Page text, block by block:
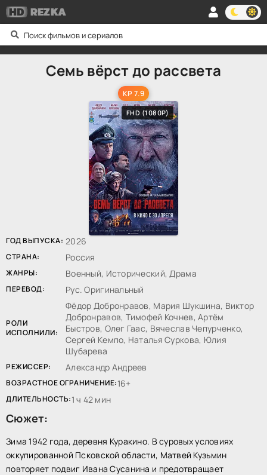
HDREZKA
Семь вёрст до рассвета
KP 7.9
FHD (1080P)
ГОД ВЫПУСКА: 2026
СТРАНА: Россия
ЖАНРЫ: Военный, Исторический, Драма
ПЕРЕВОД: Рус. Оригинальный
РОЛИ
ИСПОЛНИЛИ:
Фёдор Добронравов, Мария Шукшина, Виктор
Добронравов, Тимофей Кочнев, Артём
Быстров, Олег Гаас, Вячеслав Чепурченко,
Сергей Кемпо, Наталья Суркова, Юлия
Шубарева
РЕЖИССЕР: Александр Андреев
ВОЗРАСТНОЕ ОГРАНИЧЕНИЕ:16+
ДЛИТЕЛЬНОСТЬ:1 ч 42 мин
Сюжет:
Зима 1942 года, деревня Куракино. В суровых условиях
оккупированной Псковской области, Матвей Кузьмин
повторяет подвиг Ивана Сусанина и предотвращает